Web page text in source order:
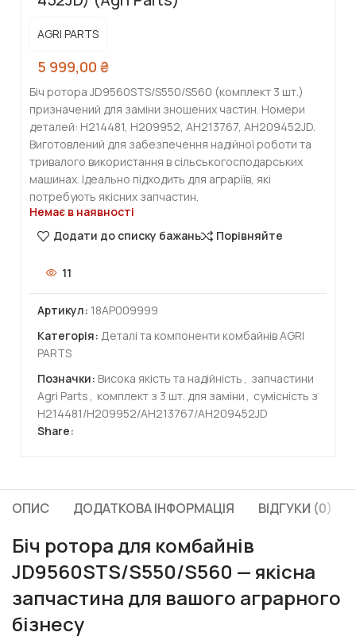
AGRI PARTS
5 999,00 ₴
Біч ротора JD9560STS/S550/S560 (комплект 3 шт.)
призначений для заміни зношених частин. Номери
деталей: H214481, H209952, AH213767, AH209452JD.
Виготовлений для забезпечення надійної роботи та
тривалого використання в сільськогосподарських
машинах. Ідеально підходить для аграріїв, які
потребують якісних запчастин.
Немає в наявності
Додати до списку бажань
Порівняйте
11
Артикул: 18AP009999
Категорія: Деталі та компоненти комбайнів AGRI
PARTS
Позначки: Висока якість та надійність , запчастини
Agri Parts , комплект з 3 шт. для заміни , сумісність з
H214481/H209952/AH213767/AH209452JD
Share:
ОПИС ДОДАТКОВА ІНФОРМАЦІЯ ВІДГУКИ (0)
Біч ротора для комбайнів
JD9560STS/S550/S560 — якісна
запчастина для вашого аграрного
бізнесу